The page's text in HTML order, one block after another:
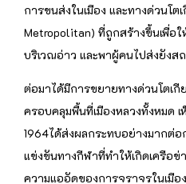
การขนส่งในเมือง และทางด่วนโต
Metropolitan) ที่ถูกสร้างขึ้นเพื่อ
บริเวณอ่าว และพาผู้คนไปส่งยังส
ต่อมาได้มีการขยายทางด่วนโตเกี
ครอบคลุมพื้นที่เมืองหลวงทั้งหมด
1964ได้ส่งผลกระทบอย่างมากต่อ
แข่งขันทางกีฬาที่ทำให้เกิดเครือ
ความแออัดของการจราจรในเมือ